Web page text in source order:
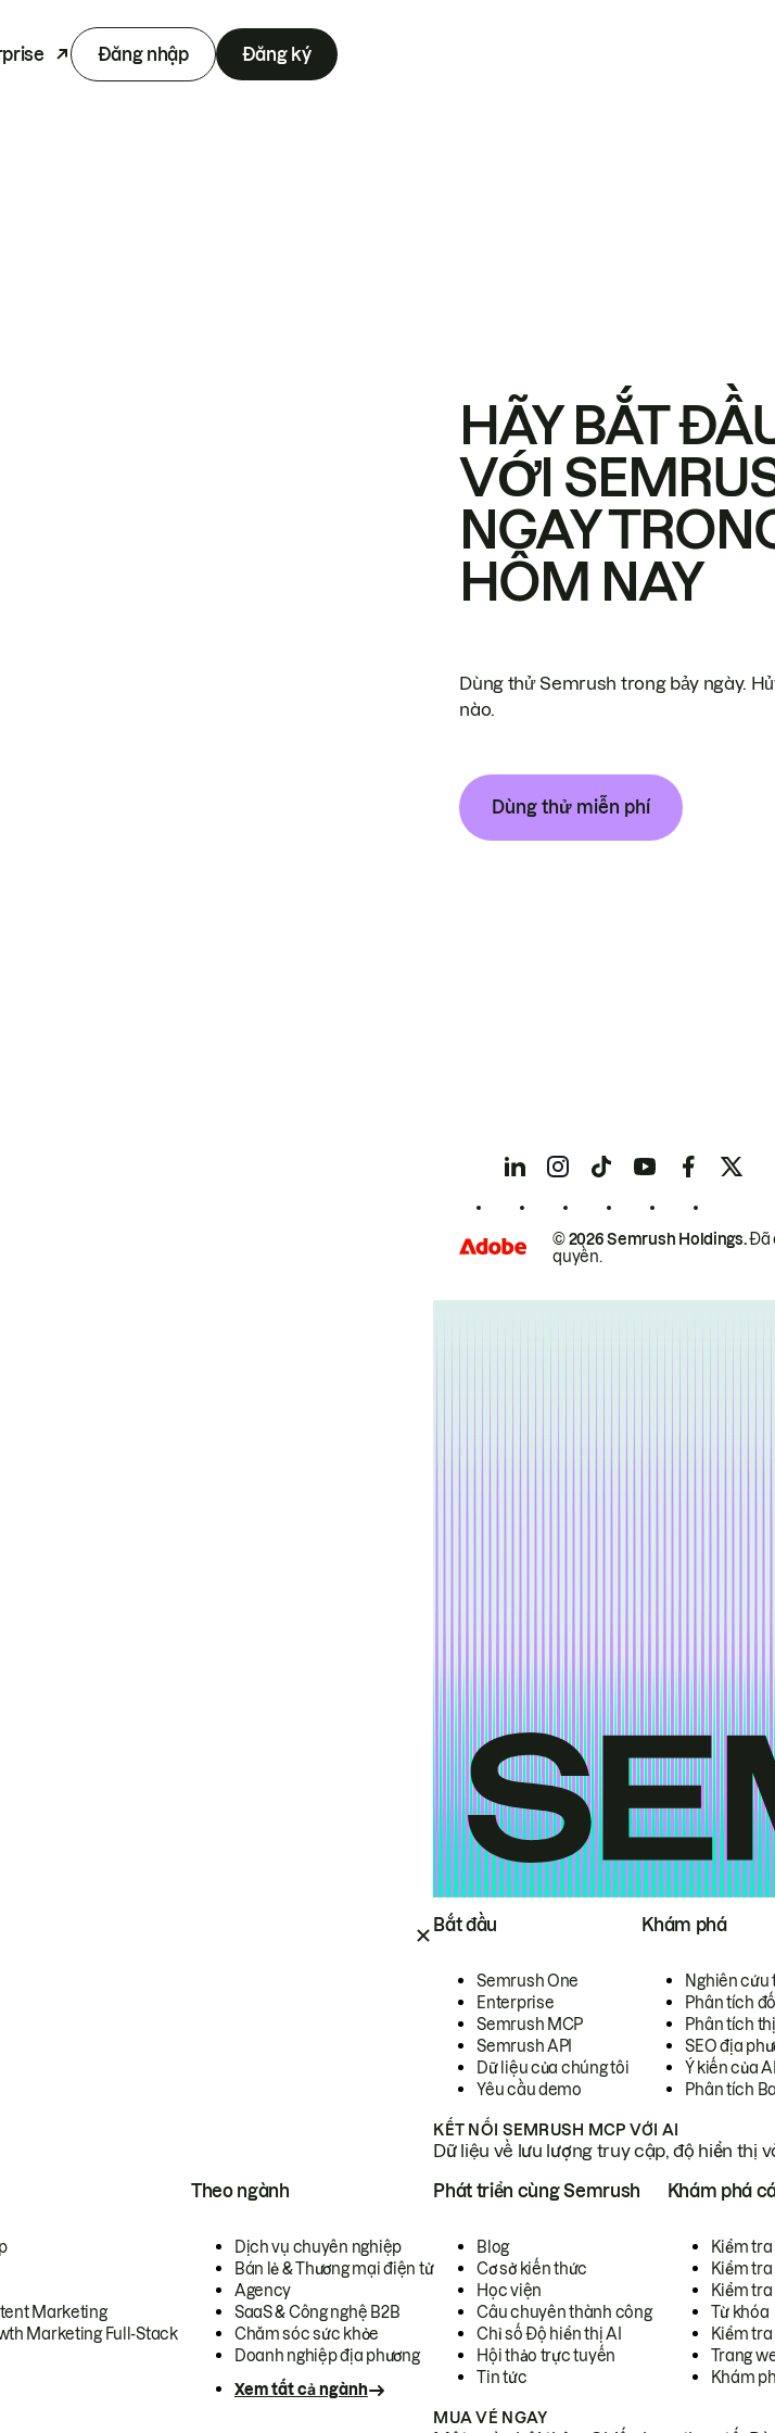
Đăng nhập Đăng ký
Bắt đầu
Semrush One
Enterprise
Semrush MCP
Semrush API
Dữ liệu của chúng tôi
Yêu cầu demo
Khám phá
Nghiên cứu
Phân tích
Phân tích
SEO địa
Ý kiến của
Phân tích
KẾT NỐI SEMRUSH MCP VỚI AI
Dữ liệu về lưu lượng truy cập, độ hiển thị
Marketing
Marketing Full-Stack
Theo ngành
Dịch vụ chuyên nghiệp
Bán lẻ & Thương mại điện tử
Agency
SaaS & Công nghệ B2B
Chăm sóc sức khỏe
Doanh nghiệp địa phương
Xem tất cả ngành
Phát triển cùng Semrush
Blog
Cơ sở kiến thức
Học viện
Câu chuyên thành công
Chỉ số Độ hiển thị AI
Hội thảo trực tuyến
Tin tức
Khám phá
Kiểm
Kiểm tra
Kiểm
Từ khóa
Kiểm
Trang
Khám
MUA VÉ NGAY
HÃY BẮT
VỚI
NGAY
HÔM NAY
Dùng thử Semrush trong bảy ngày.
nào.
Dùng thử miễn phí
© 2026 Semrush Holdings.Đã
quyền.